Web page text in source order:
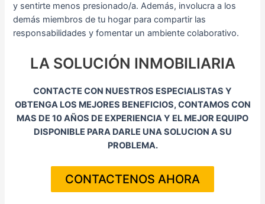
y sentirte menos presionado/a. Además, involucra a los
demás miembros de tu hogar para compartir las
responsabilidades y fomentar un ambiente colaborativo.
LA SOLUCIÓN INMOBILIARIA
CONTACTE CON NUESTROS ESPECIALISTAS​ Y
OBTENGA LOS MEJORES BENEFICIOS,​ CONTAMOS CON
MAS DE 10 AÑOS DE EXPERIENCIA Y EL MEJOR EQUIPO
DISPONIBLE PARA DARLE UNA SOLUCION A SU
PROBLEMA.
CONTACTENOS AHORA